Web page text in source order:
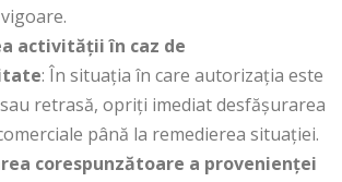
activității în caz de
: În situația în care autorizația este
retrasă, opriți imediat desfășurarea
până la remedierea situației.
corespunzătoare a provenienței